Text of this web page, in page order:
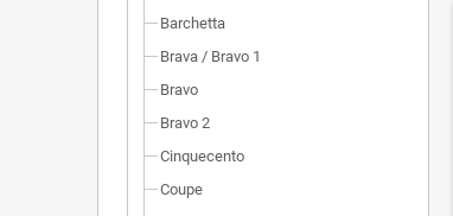
Barchetta
Brava / Bravo 1
Bravo
Bravo 2
Cinquecento
Coupe